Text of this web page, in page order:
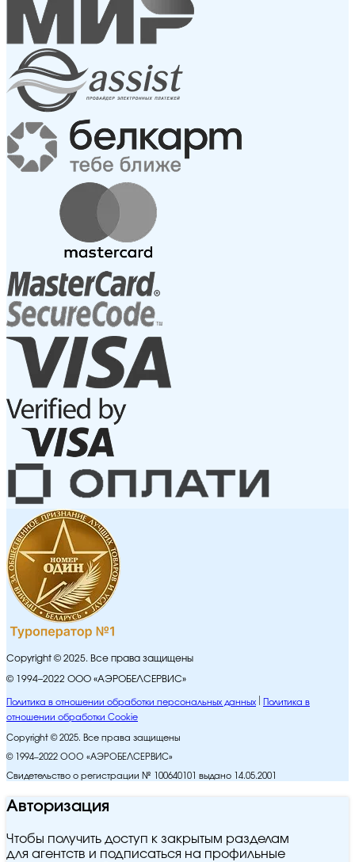
Copyright © 2025. Все права защищены
© 1994–2022 ООО «АЭРОБЕЛСЕРВИС»
Политика в отношении обработки персональных данных
Политика в
отношении обработки Cookie
Copyright © 2025. Все права защищены
© 1994–2022 ООО «АЭРОБЕЛСЕРВИС»
Свидетельство о регистрации № 100640101 выдано 14.05.2001
Авторизация
Чтобы получить доступ к закрытым разделам
для агентств и подписаться на профильные